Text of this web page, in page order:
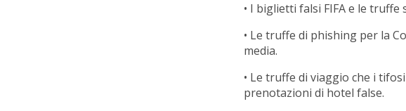
• I biglietti falsi FIFA e le
• Le truffe di phishing per la
media.
• Le truffe di viaggio che i
prenotazioni di hotel false.